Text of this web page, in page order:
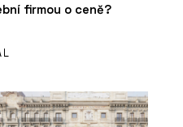
firmou o ceně?